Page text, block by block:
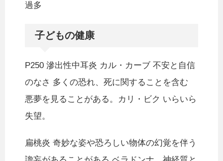
過多
子どもの健康
P250 滲出性中耳炎 カル・カーブ 不安と自信
のなさ 多くの恐れ、死に関することを含む
悪夢を見ることがある。カリ・ビク いらいら
失望。
扁桃炎 奇妙な姿や恐ろしい物体の幻覚を伴う